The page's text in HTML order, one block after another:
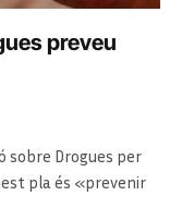
preveu
sobre Drogues per
pla és «prevenir